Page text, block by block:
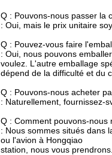
Q : Pouvons-nous passer la
: Oui, mais le prix unitaire
Q : Pouvez-vous faire
: Oui, nous pouvons
voulez. L'autre emballage
dépend de la difficulté et du
Q : Pouvons-nous acheter
: Naturellement, fournissez-
Q : Comment pouvons-nous
: Nous sommes situés dans
ou l'avion à Hongqiao
station, nous vous prendrons.